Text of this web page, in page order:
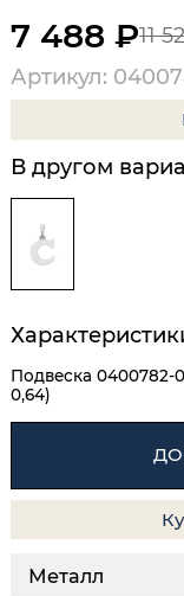
7 488 ₽11
Артикул:
В другом
Подвеска 0400782-
0,64)
Металл